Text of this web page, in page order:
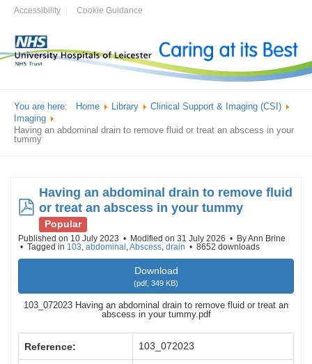
Accessibility Cookie Guidance
You are here: Home Library
Clinical Support & Imaging (CSI)
Imaging
Having an abdominal drain to remove fluid or treat an abscess in your
tummy
pdf
Having an abdominal drain to remove fluid
or treat an abscess in your tummy
Popular
Published on 10 July 2023 Modified on 31 July 2026 ByAnn Brine
Tagged in 103, abdominal ,Abscess, drain 8652 downloads
Download
(pdf, 349 KB)
103_072023 Having an abdominal drain to remove fluid or treat an
abscess in your tummy.pdf
Reference: 103_072023